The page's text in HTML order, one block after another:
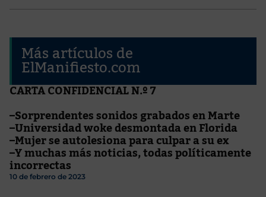
Más artículos de
ElManifiesto.com
CARTA CONFIDENCIAL N.º 7
–Sorprendentes sonidos grabados en Marte
–Universidad woke desmontada en Florida
–Mujer se autolesiona para culpar a su ex
–Y muchas más noticias, todas políticamente
incorrectas
10 de febrero de 2023